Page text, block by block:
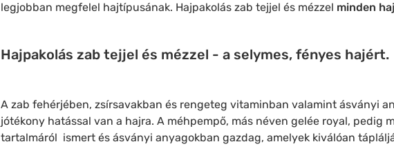
legjobban megfelel hajtípusának. Hajpakolás zab tejjel és mézzel minden
Hajpakolás zab tejjel és mézzel - a selymes, fényes hajért.
A zab fehérjében, zsírsavakban és rengeteg vitaminban valamint ásványi
jótékony hatással van a hajra. A méhpempő, más néven gelée royal, pedig
tartalmáról ismert és ásványi anyagokban gazdag, amelyek kiválóan